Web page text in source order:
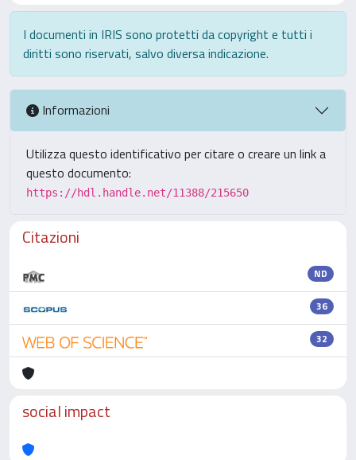
I documenti in IRIS sono protetti da copyright e tutti i
diritti sono riservati, salvo diversa indicazione.
Informazioni
Utilizza questo identificativo per citare o creare un link a
questo documento:
https://hdl.handle.net/11388/215650
Citazioni
ND
36
32
social impact